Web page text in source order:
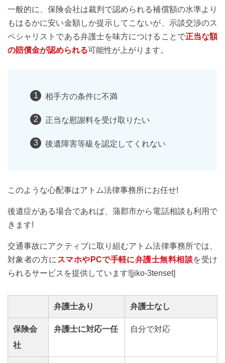
一般的に、保険会社は裁判で認められる補償額の水準より
もはるかに安い金額しか提示してこないが、示談交渉のス
ペシャリストである弁護士を味方につけることで正当な額
の賠償金が認められる可能性が上がります。
相手方の条件に不満
正当な慰謝料を受け取りたい
後遺障害等級を認定してくれない
このような心配事はアトム法律事務所にお任せ!
後遺症がある場合であれば、蒲郡市から電話相談も利用で
きます!
交通事故にアクティブに取り組むアトム法律事務所では、
対象者の方に スマホやPCで手軽に弁護士無料相談を受け
られるサービスを提供しています![jiko-3tenset]
弁護士あり 弁護士なし
保険会
社
弁護士に対応一任 自分で対応